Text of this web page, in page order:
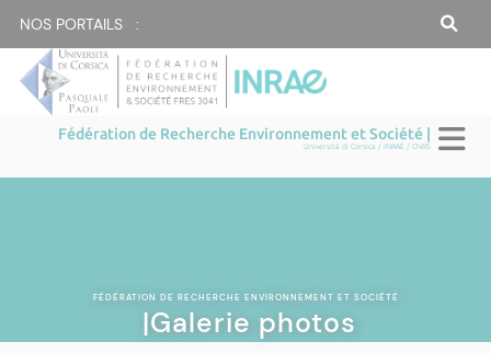
NOS PORTAILS :
Fédération de Recherche Environnement et Société |
Università di Corsica / INRAE / CNRS
FÉDÉRATION DE RECHERCHE ENVIRONNEMENT ET SOCIÉTÉ
|Galerie photos